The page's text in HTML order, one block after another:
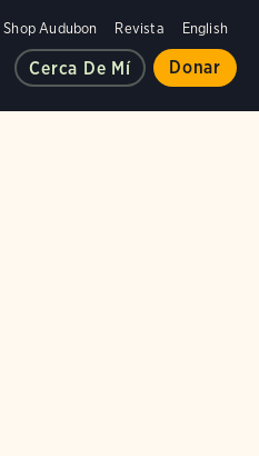
Shop Audubon Revista English
Cerca De Mí Donar